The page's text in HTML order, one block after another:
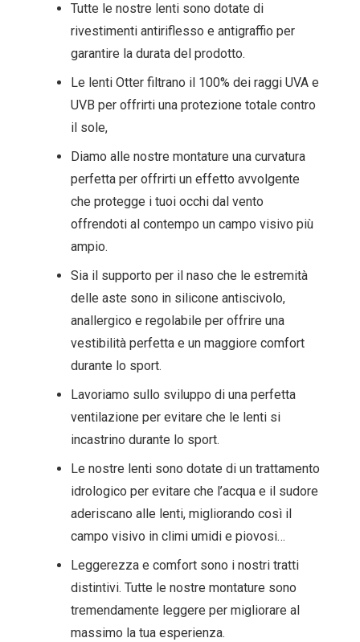
Tutte le nostre lenti sono dotate di
rivestimenti antiriflesso e antigraffio per
garantire la durata del prodotto.
Le lenti Otter filtrano il 100% dei raggi UVA e
UVB per offrirti una protezione totale contro
il sole,
Diamo alle nostre montature una curvatura
perfetta per offrirti un effetto avvolgente
che protegge i tuoi occhi dal vento
offrendoti al contempo un campo visivo più
ampio.
Sia il supporto per il naso che le estremità
delle aste sono in silicone antiscivolo,
anallergico e regolabile per offrire una
vestibilità perfetta e un maggiore comfort
durante lo sport.
Lavoriamo sullo sviluppo di una perfetta
ventilazione per evitare che le lenti si
incastrino durante lo sport.
Le nostre lenti sono dotate di un trattamento
idrologico per evitare che l’acqua e il sudore
aderiscano alle lenti, migliorando così il
campo visivo in climi umidi e piovosi…
Leggerezza e comfort sono i nostri tratti
distintivi. Tutte le nostre montature sono
tremendamente leggere per migliorare al
massimo la tua esperienza.